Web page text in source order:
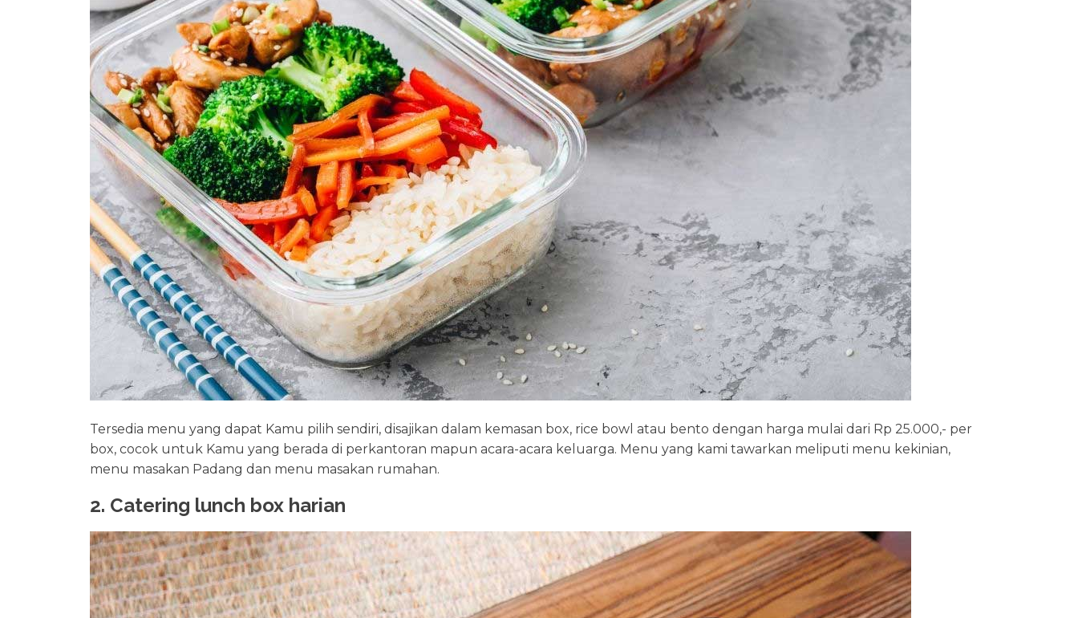
Tersedia menu yang dapat Kamu pilih sendiri, disajikan dalam kemasan box, rice bowl atau bento dengan harga mulai dari Rp 25.000,- per
box, cocok untuk Kamu yang berada di perkantoran mapun acara-acara keluarga. Menu yang kami tawarkan meliputi menu kekinian,
menu masakan Padang dan menu masakan rumahan.
2. Catering lunch box harian